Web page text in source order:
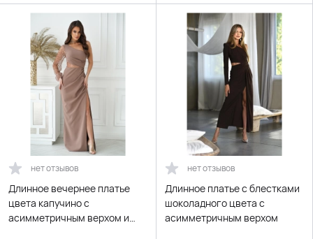
нет отзывов
Длинное вечернее платье
цвета капучино с
асимметричным верхом и
нет отзывов
Длинное платье с блестками
шоколадного цвета с
асимметричным верхом